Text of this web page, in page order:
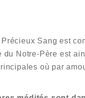
Sang est
du Notre-Père est
où par